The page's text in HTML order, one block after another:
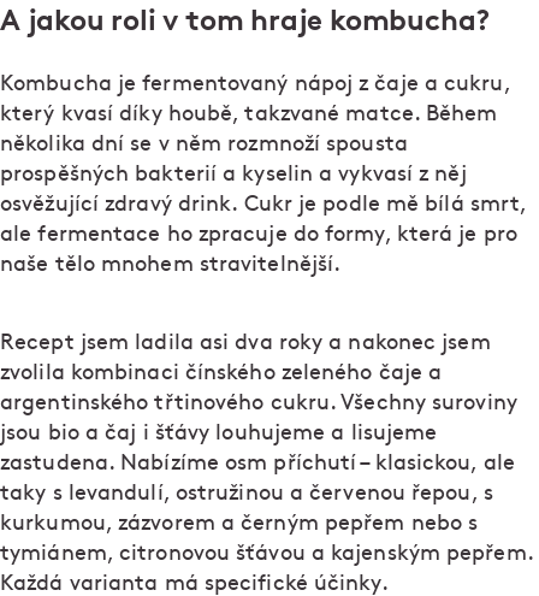
A jakou roli v tom hraje kombucha?
Kombucha je fermentovaný nápoj z čaje a cukru,
který kvasí díky houbě, takzvané matce. Během
několika dní se v něm rozmnoží spousta
prospěšných bakterií a kyselin a vykvasí z něj
osvěžující zdravý drink. Cukr je podle mě bílá smrt,
ale fermentace ho zpracuje do formy, která je pro
naše tělo mnohem stravitelnější.
Recept jsem ladila asi dva roky a nakonec jsem
zvolila kombinaci čínského zeleného čaje a
argentinského třtinového cukru. Všechny suroviny
jsou bio a čaj i šťávy louhujeme a lisujeme
zastudena. Nabízíme osm příchutí – klasickou, ale
taky s levandulí, ostružinou a červenou řepou, s
kurkumou, zázvorem a černým pepřem nebo s
tymiánem, citronovou šťávou a kajenským pepřem.
Každá varianta má specifické účinky.